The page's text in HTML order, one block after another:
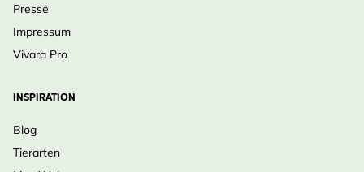
Presse
Impressum
Vivara Pro
INSPIRATION
Blog
Tierarten